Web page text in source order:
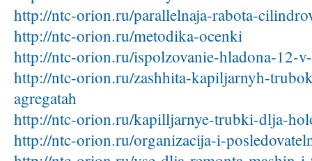
http://ntc-orion.ru/parallelnaja-rabota-
http://ntc-orion.ru/metodika-ocenki
http://ntc-orion.ru/ispolzovanie-hladona-12-
http://ntc-orion.ru/zashhita-kapiljarnyh-
agregatah
http://ntc-orion.ru/kapilljarnye-trubki-dlja-
http://ntc-orion.ru/organizacija-i-